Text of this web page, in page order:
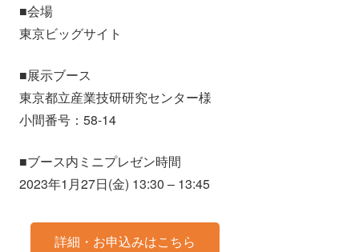
■会場
東京ビッグサイト
■展示ブース
東京都立産業技研研究センター様
小間番号：58-14
■ブース内ミニプレゼン時間
2023年1月27日(金) 13:30 – 13:45
詳細・お申込みはこちら